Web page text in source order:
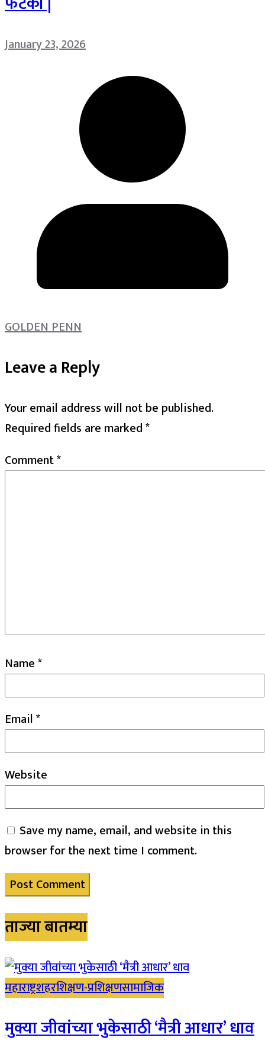
January 23, 2026
GOLDEN PENN
Leave a Reply
Your email address will not be published.
Required fields are marked*
Comment*
Name*
Email*
Website
Save my name, email, and website in this
browser for the next time I comment.
ताज्या बातम्या
महाराष्ट्रशहरशिक्षण-प्रशिक्षणसामाजिक
मुक्या जीवांच्या भुकेसाठी ‘मैत्री आधार’ धाव